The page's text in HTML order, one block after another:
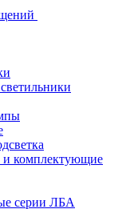
и комплектующие
серии ЛБА